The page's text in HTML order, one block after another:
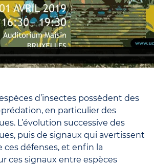
d’insectes possèdent des
en particulier des
L’évolution successive des
puis de signaux qui avertissent
ces défenses, et enfin la
ces signaux entre espèces